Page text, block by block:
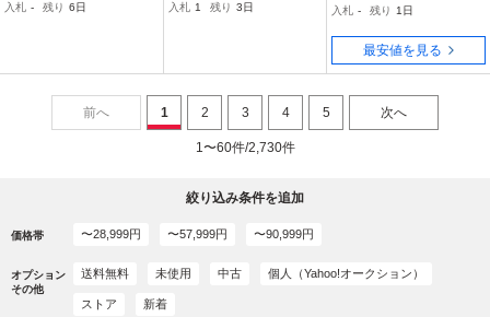
入札 - 残り 6日 入札 1 残り 3日 入札 - 残り 1日
最安値を見る
前へ 1 2 3 4 5 次へ
1〜60件/2,730件
絞り込み条件を追加
価格帯 〜28,999円 〜57,999円 〜90,999円
オプション
その他
送料無料 未使用 中古 個人（Yahoo!オークション）
ストア 新着